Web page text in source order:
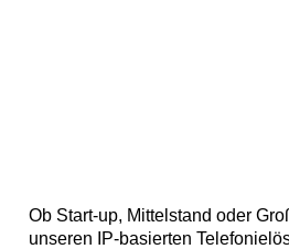
Ob Start-up, Mittelstand oder
unseren IP-basierten